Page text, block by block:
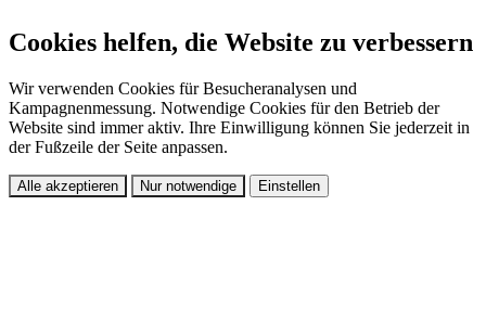
Cookies helfen, die Website zu verbessern
Wir verwenden Cookies für Besucheranalysen und
Kampagnenmessung. Notwendige Cookies für den Betrieb der
Website sind immer aktiv. Ihre Einwilligung können Sie jederzeit in
der Fußzeile der Seite anpassen.
Alle akzeptieren Nur notwendige Einstellen